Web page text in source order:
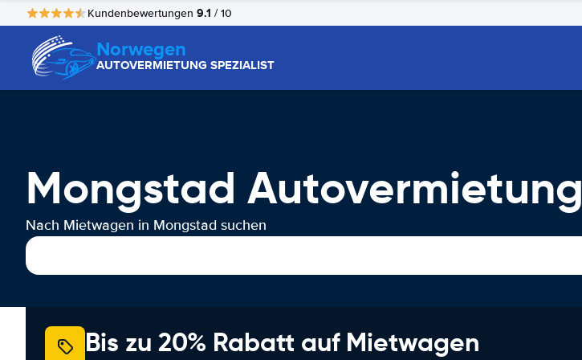
Kundenbewertungen 9.1 / 10
Norwegen
AUTOVERMIETUNG SPEZIALIST
Mongstad Autovermietung
Nach Mietwagen in Mongstad suchen
Bis zu 20% Rabatt auf Mietwagen